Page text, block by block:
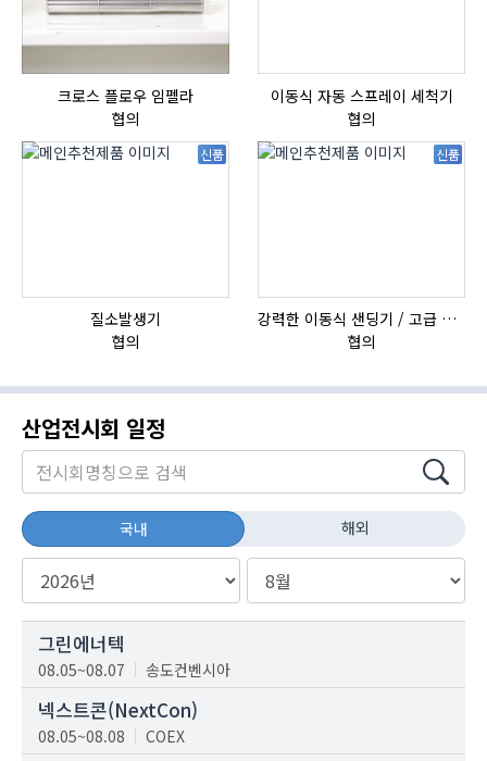
크로스 플로우 임펠라
협의
이동식 자동 스프레이 세척기
협의
신품
질소발생기
협의
신품
강력한 이동식 샌딩기 / 고급 이태리 IBIX샌드블라스터
협의
산업전시회 일정
국내 해외
그린에너텍
08.05~08.07 송도컨벤시아
넥스트콘(NextCon)
08.05~08.08 COEX